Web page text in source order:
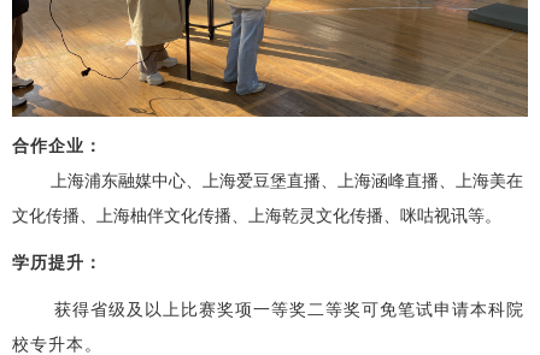
合作企业：
上海浦东融媒中心、上海爱豆堡直播、上海涵峰直播、上海美在
文化传播、上海柚伴文化传播、上海乾灵文化传播
咪咕视讯等。
学历提升：
获得省级及以上比赛奖项一等奖二等奖可免笔试申请本科院
校专升本。